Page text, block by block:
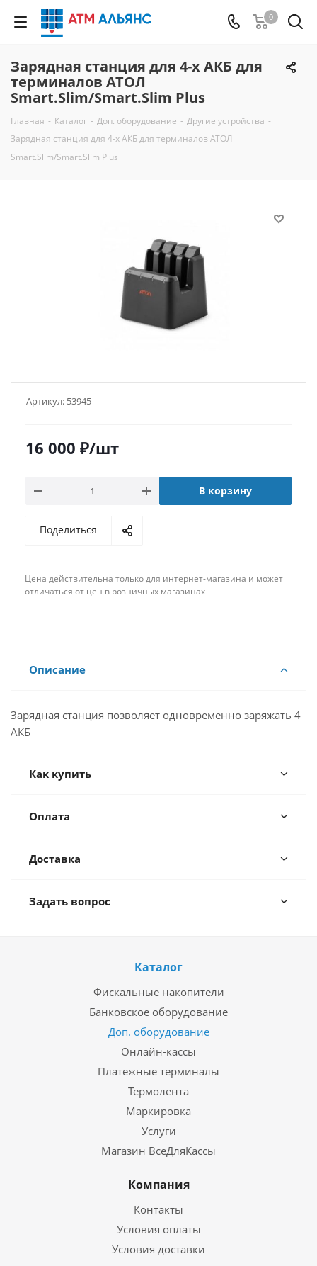
0
Зарядная станция для 4-х АКБ для
терминалов АТОЛ
Smart.Slim/Smart.Slim Plus
Главная - Каталог - Доп. оборудование - Другие устройства -
Зарядная станция для 4-х АКБ для терминалов АТОЛ
Smart.Slim/Smart.Slim Plus
Артикул: 53945
16 000 ₽/шт
В корзину
Поделиться
Цена действительна только для интернет-магазина и может
отличаться от цен в розничных магазинах
Описание
Зарядная станция позволяет одновременно заряжать 4
АКБ
Как купить
Оплата
Доставка
Задать вопрос
Каталог
Фискальные накопители
Банковское оборудование
Доп. оборудование
Онлайн-кассы
Платежные терминалы
Термолента
Маркировка
Услуги
Магазин ВсеДляКассы
Компания
Контакты
Условия оплаты
Условия доставки